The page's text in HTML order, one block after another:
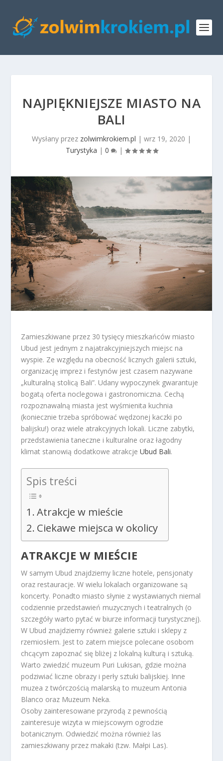
NAJPIĘKNIEJSZE MIASTO NA
BALI
Wysłany przez zolwimkrokiem.pl | wrz 19, 2020 |
Turystyka | 0 |
Zamieszkiwane przez 30 tysięcy mieszkańców miasto
Ubud jest jednym z najatrakcyjniejszych miejsc na
wyspie. Ze względu na obecność licznych galerii sztuki,
organizację imprez i festynów jest czasem nazywane
„kulturalną stolicą Bali”. Udany wypoczynek gwarantuje
bogatą oferta noclegowa i gastronomiczna. Cechą
rozpoznawalną miasta jest wyśmienita kuchnia
(koniecznie trzeba spróbować wędzonej kaczki po
balijsku!) oraz wiele atrakcyjnych lokali. Liczne zabytki,
przedstawienia taneczne i kulturalne oraz łagodny
klimat stanowią dodatkowe atrakcjeUbud Bali.
Spis treści
Atrakcje w mieście
Ciekawe miejsca w okolicy
ATRAKCJE W MIEŚCIE
W samym Ubud znajdziemy liczne hotele, pensjonaty
oraz restauracje. W wielu lokalach organizowane są
koncerty. Ponadto miasto słynie z wystawianych niemal
codziennie przedstawień muzycznych i teatralnych (o
szczegóły warto pytać w biurze informacji turystycznej).
W Ubud znajdziemy również galerie sztuki i sklepy z
rzemiosłem. Jest to zatem miejsce polecane osobom
chcącym zapoznać się bliżej z lokalną kulturą i sztuką.
Warto zwiedzić muzeum Puri Lukisan, gdzie można
podziwiać liczne obrazy i perły sztuki balijskiej. Inne
muzea z twórczością malarską to muzeum Antonia
Blanco oraz Muzeum Neka.
Osoby zainteresowane przyrodą z pewnością
zainteresuje wizyta w miejscowym ogrodzie
botanicznym. Odwiedzić można również las
zamieszkiwany przez makaki (tzw. Małpi Las).